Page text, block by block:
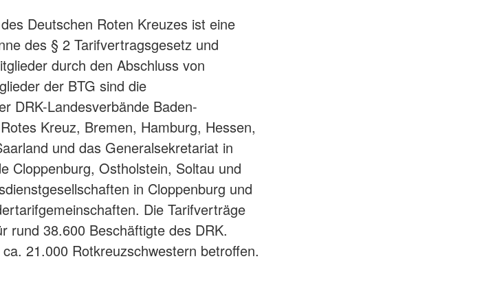
Deutschen Roten Kreuzes ist eine
des § 2 Tarifvertragsgesetz und
durch den Abschluss von
der BTG sind die
DRK-Landesverbände Baden-
Kreuz, Bremen, Hamburg, Hessen,
und das Generalsekretariat in
Cloppenburg, Ostholstein, Soltau und
in Cloppenburg und
Die Tarifverträge
rund 38.600 Beschäftigte des DRK.
21.000 Rotkreuzschwestern betroffen.